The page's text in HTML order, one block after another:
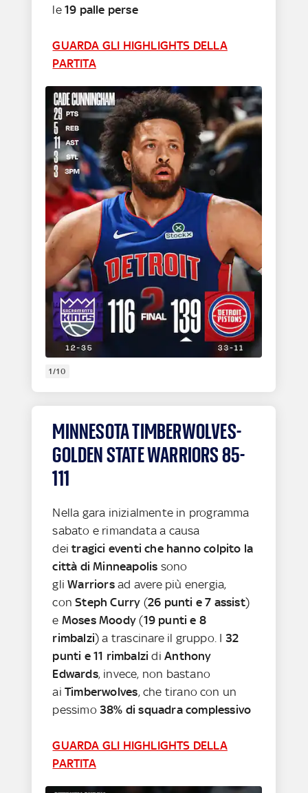
le19 palle perse
GUARDA GLI HIGHLIGHTS DELLA
PARTITA
1/10
MINNESOTA TIMBERWOLVES-
GOLDEN STATE WARRIORS 85-
111
Nella gara inizialmente in programma
sabato e rimandata a causa
deitragici eventi che hanno colpito la
città di Minneapolis sono
gliWarriorsad avere più energia,
conSteph Curry (26 punti e 7 assist)
e Moses Moody (19 punti e 8
rimbalzi) a trascinare il gruppo. I 32
punti e 11 rimbalzi diAnthony
Edwards, invece, non bastano
aiTimberwolves, che tirano con un
pessimo38% di squadra complessivo
GUARDA GLI HIGHLIGHTS DELLA
PARTITA